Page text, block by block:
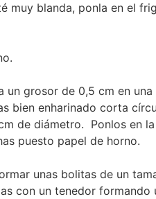
muy blanda, ponla en el
un grosor de 0,5 cm en
bien enharinado corta
de diámetro. Ponlos en
puesto papel de horno.
unas bolitas de un
con un tenedor formando